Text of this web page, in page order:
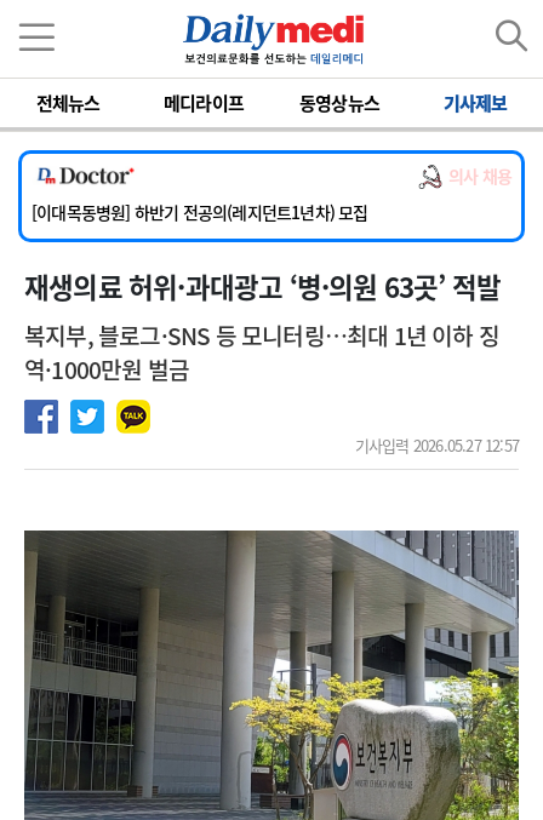
전체뉴스 메디라이프 동영상뉴스 기사제보
의사 채용
[서울아산병원] 2026년 하반기 인턴 모집
[영남대학교의료원] 마취통증의학과 임기제 임상의사 채용
[충남대학교병원] 소아청소년과(소아응급전담) 계약직 의사 공개채용
[동부병원] 계약직(응급의학과 전문의) 직원모집
[이대목동병원] 하반기 전공의(레지던트1년차) 모집
[서울아산병원] 2026년 하반기 인턴 모집
재생의료 허위·과대광고 ‘병·의원 63곳’ 적발
복지부, 블로그·SNS 등 모니터링…최대 1년 이하 징
역·1000만원 벌금
기사입력 2026.05.27 12:57